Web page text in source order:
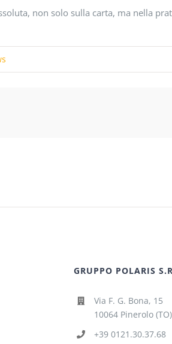
non solo sulla carta, ma nella
GRUPPO POLARIS
Via F. G. Bona, 15
10064 Pinerolo (TO)
+39 0121.30.37.68